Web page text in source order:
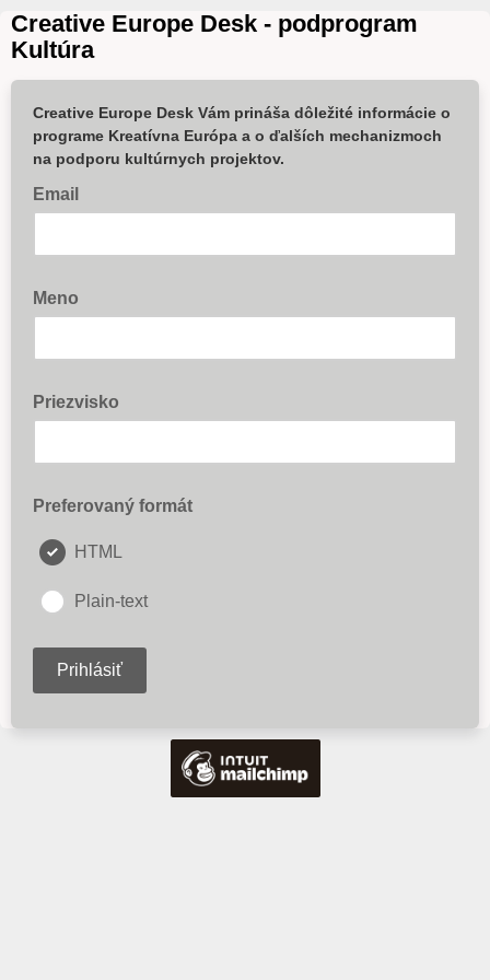
Creative Europe Desk - podprogram
Kultúra
Creative Europe Desk Vám prináša dôležité informácie o
programe Kreatívna Európa a o ďalších mechanizmoch
na podporu kultúrnych projektov.
Email
Meno
Priezvisko
Preferovaný formát
HTML
Plain-text